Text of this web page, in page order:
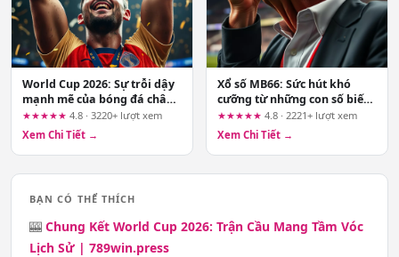
World Cup 2026: Sự trỗi dậy
mạnh mẽ của bóng đá châu
Á
★★★★★ 4.8 · 3220+ lượt xem
Xem Chi Tiết →
Xổ số MB66: Sức hút khó
cưỡng từ những con số biết
nói
★★★★★ 4.8 · 2221+ lượt xem
Xem Chi Tiết →
BẠN CÓ THỂ THÍCH
🎰 Chung Kết World Cup 2026: Trận Cầu Mang Tầm Vóc
Lịch Sử | 789win.press